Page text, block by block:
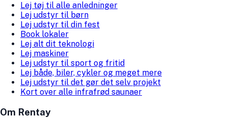
Lej tøj til alle anledninger
Lej udstyr til børn
Lej udstyr til din fest
Book lokaler
Lej alt dit teknologi
Lej maskiner
Lej udstyr til sport og fritid
Lej både, biler, cykler og meget mere
Lej udstyr til det gør det selv projekt
Kort over alle infrafrød saunaer
Om Rentay